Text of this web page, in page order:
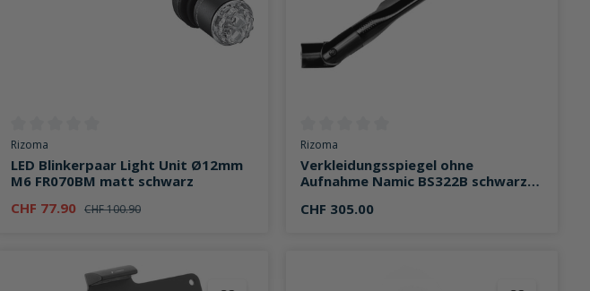
Durchschnittliche Bewertung von 0 von 5 Sternen
Rizoma
LED Blinkerpaar Light Unit Ø12mm
M6 FR070BM matt schwarz
CHF 77.90 CHF 100.90
Durchschnittliche Bewertung von 0 von 5 Sternen
Rizoma
Verkleidungsspiegel ohne
Aufnahme Namic BS322B schwarz
CHF 305.00